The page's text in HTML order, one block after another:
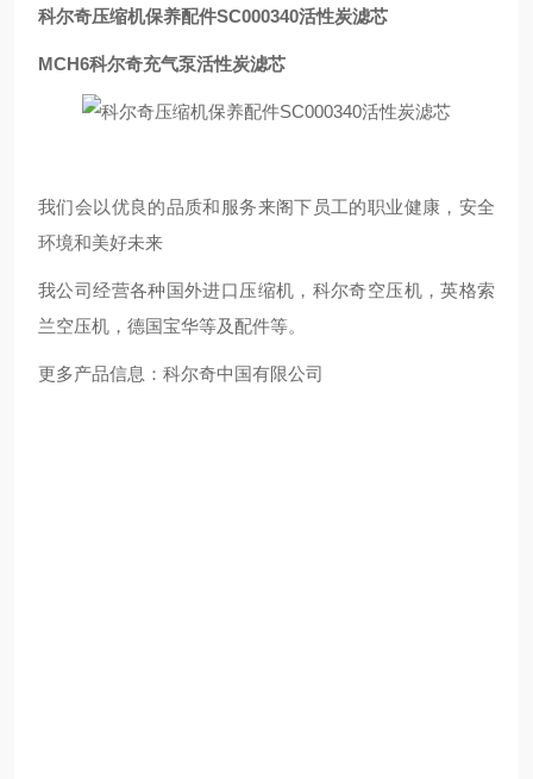
科尔奇压缩机保养配件SC000340活性炭滤芯
MCH6科尔奇充气泵活性炭滤芯
我们会以优良的品质和服务来阁下员工的职业健康，安全
环境和美好未来
我公司经营各种国外进口压缩机，科尔奇空压机，英格索
兰空压机，德国宝华等及配件等。
更多产品信息：科尔奇中国有限公司